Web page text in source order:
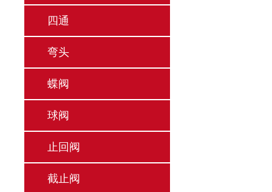
四通
弯头
蝶阀
球阀
止回阀
截止阀